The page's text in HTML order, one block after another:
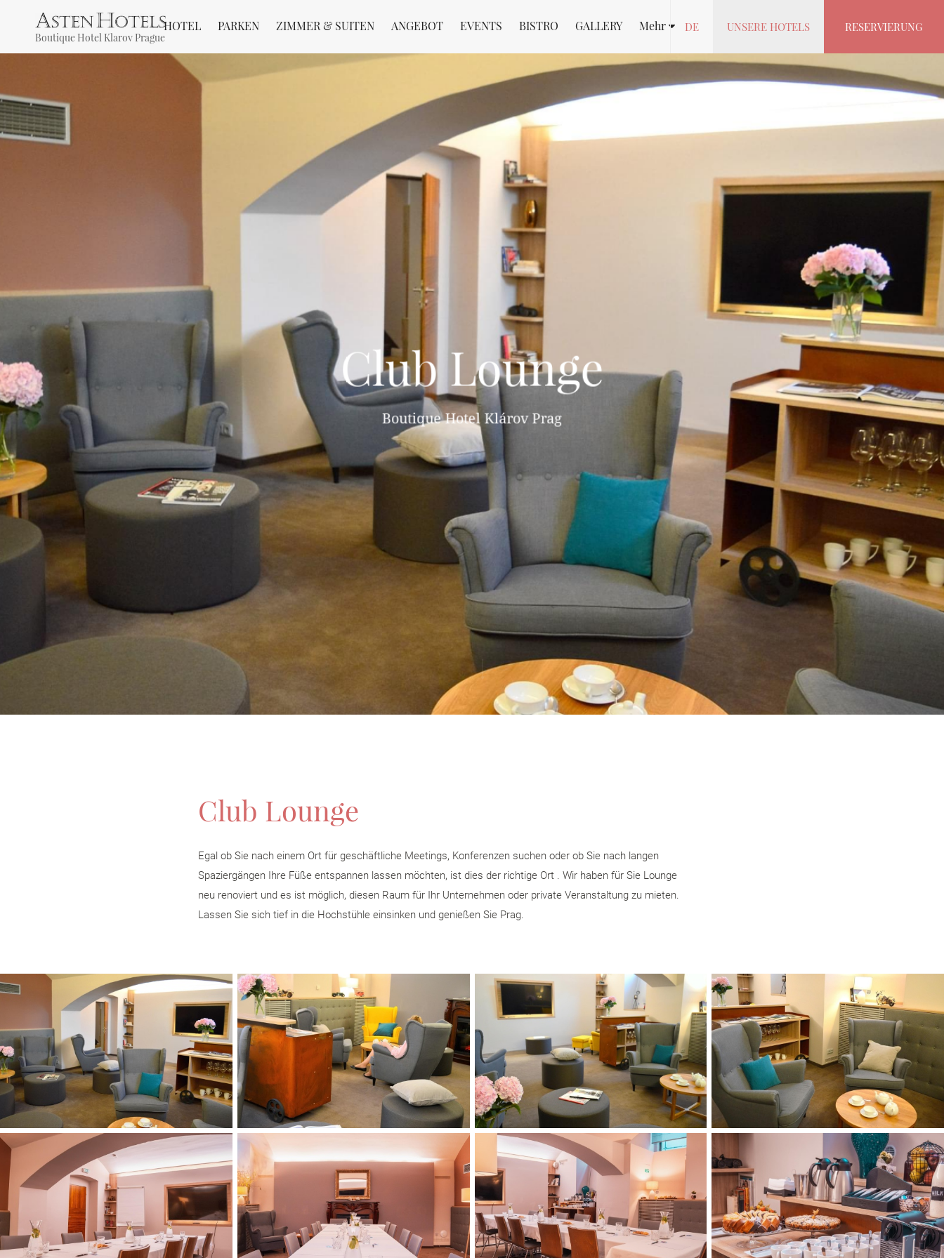
Boutique Hotel Klarov Prague
HOTEL PARKEN ZIMMER & SUITEN ANGEBOT EVENTS BISTRO GALLERY Mehr RESERVIERUNG
UNSERE HOTELS
DE
Club Lounge
Boutique Hotel Klárov Prag
Club Lounge
Egal ob Sie nach einem Ort für geschäftliche Meetings, Konferenzen suchen oder ob Sie nach langen
Spaziergängen Ihre Füße entspannen lassen möchten, ist dies der richtige Ort . Wir haben für Sie Lounge
neu renoviert und es ist möglich, diesen Raum für Ihr Unternehmen oder private Veranstaltung zu mieten.
Lassen Sie sich tief in die Hochstühle einsinken und genießen Sie Prag.